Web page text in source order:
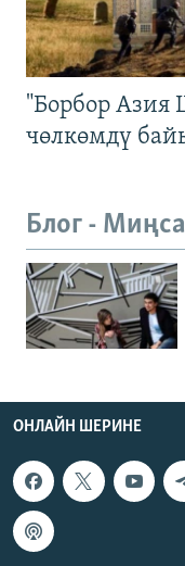
"Борбор Азия
чөлкөмдү
Блог -
ОНЛАЙН ШЕРИНЕ